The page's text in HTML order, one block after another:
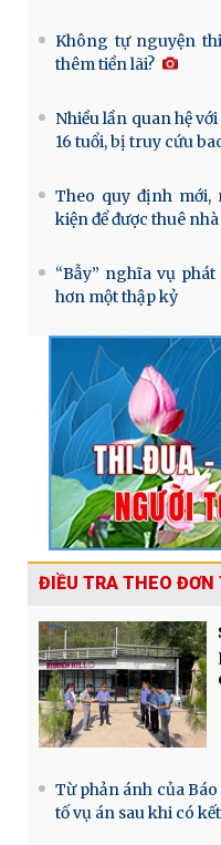
Không tự nguyện
thêm tiền lãi?
Nhiều lần quan hệ
16 tuổi, bị truy cứu
Theo quy định mới,
kiện để được thuê nhà
“Bẫy” nghĩa vụ
hơn một thập kỷ
ĐIỀU TRA THEO ĐƠN
Từ phản ánh của
tố vụ án sau khi có